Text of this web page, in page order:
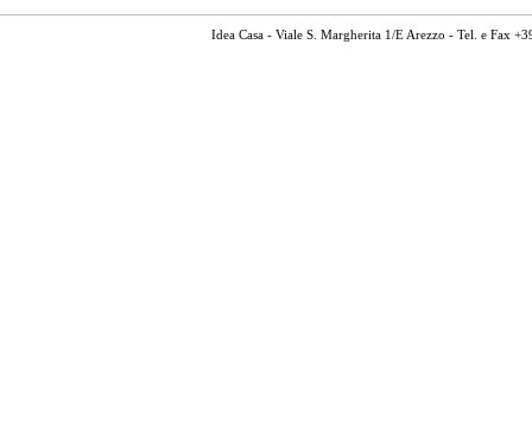
Idea Casa - Viale S. Margherita 1/E Arezzo - Tel. e Fax